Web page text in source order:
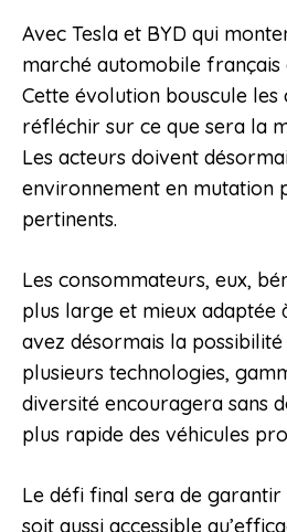
Avec Tesla et BYD qui
marché automobile français
Cette évolution bouscule les
réfléchir sur ce que sera la
Les acteurs doivent
environnement en mutation
pertinents.
Les consommateurs, eux,
plus large et mieux adaptée
avez désormais la
plusieurs technologies,
diversité encouragera sans
plus rapide des véhicules
Le défi final sera de
soit aussi accessible